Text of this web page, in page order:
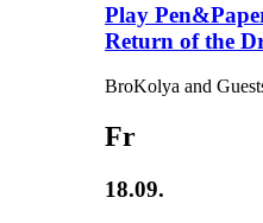
Play
Return of the
BroKolya and
Fr
18.09.